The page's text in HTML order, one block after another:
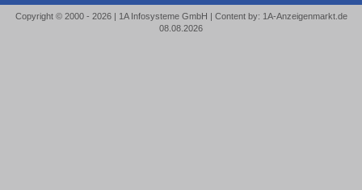
Copyright © 2000 - 2026 | 1A Infosysteme GmbH | Content by: 1A-Anzeigenmarkt.de
08.08.2026